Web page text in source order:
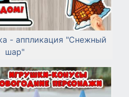
- аппликация "Снежный
шар"